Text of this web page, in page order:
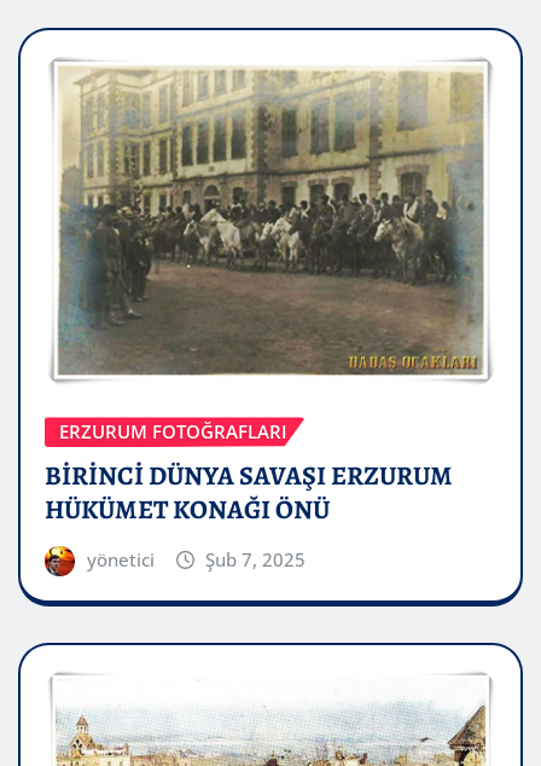
ERZURUM FOTOĞRAFLARI
BİRİNCİ DÜNYA SAVAŞI ERZURUM
HÜKÜMET KONAĞI ÖNÜ
yönetici Şub 7, 2025